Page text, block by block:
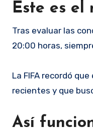
Este es el
Tras evaluar las
20:00 horas,
La FIFA recordó
recientes y que
Así